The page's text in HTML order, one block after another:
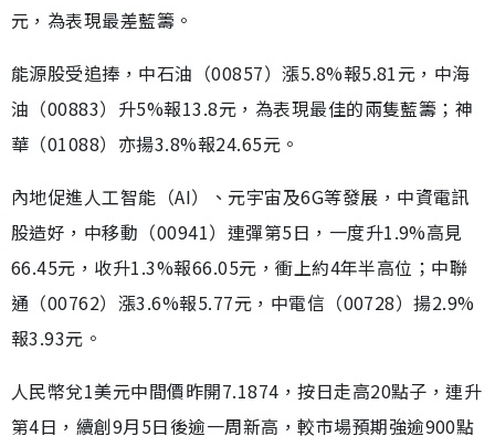
元，為表現最差藍籌。
能源股受追捧，中石油（00857）漲5.8%報5.81元，中海
油（00883）升5%報13.8元，為表現最佳的兩隻藍籌；神
華（01088）亦揚3.8%報24.65元。
內地促進人工智能（AI）、元宇宙及6G等發展，中資電訊
股造好，中移動（00941）連彈第5日，一度升1.9%高見
66.45元，收升1.3%報66.05元，衝上約4年半高位；中聯
通（00762）漲3.6%報5.77元，中電信（00728）揚2.9%
報3.93元。
人民幣兌1美元中間價昨開7.1874，按日走高20點子，連升
第4日，續創9月5日後逾一周新高，較市場預期強逾900點